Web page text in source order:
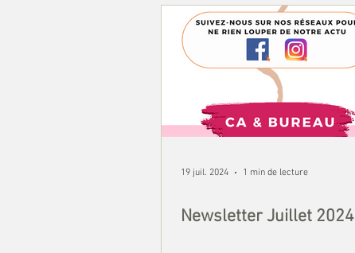
19 juil. 2024 1 min de lecture
Newsletter Juillet 2024